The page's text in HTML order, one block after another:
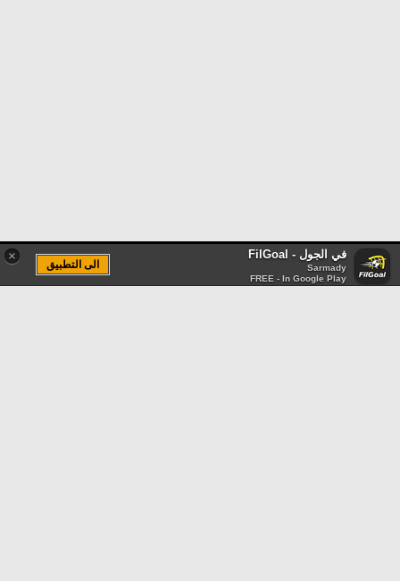
× في الجول - FilGoal
Sarmady
FREE - In Google Play
الى التطبيق